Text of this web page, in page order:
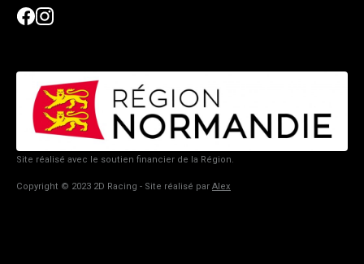
Site réalisé avec le soutien financier de la Région.
Copyright © 2023 2D Racing - Site réalisé par Alex